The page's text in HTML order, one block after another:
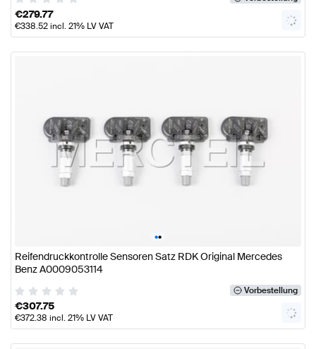
€279.77
€338.52incl. 21% LV VAT
••
Reifendruckkontrolle Sensoren Satz RDK Original Mercedes
Benz A0009053114
Vorbestellung
€307.75
€372.38 incl. 21% LV VAT